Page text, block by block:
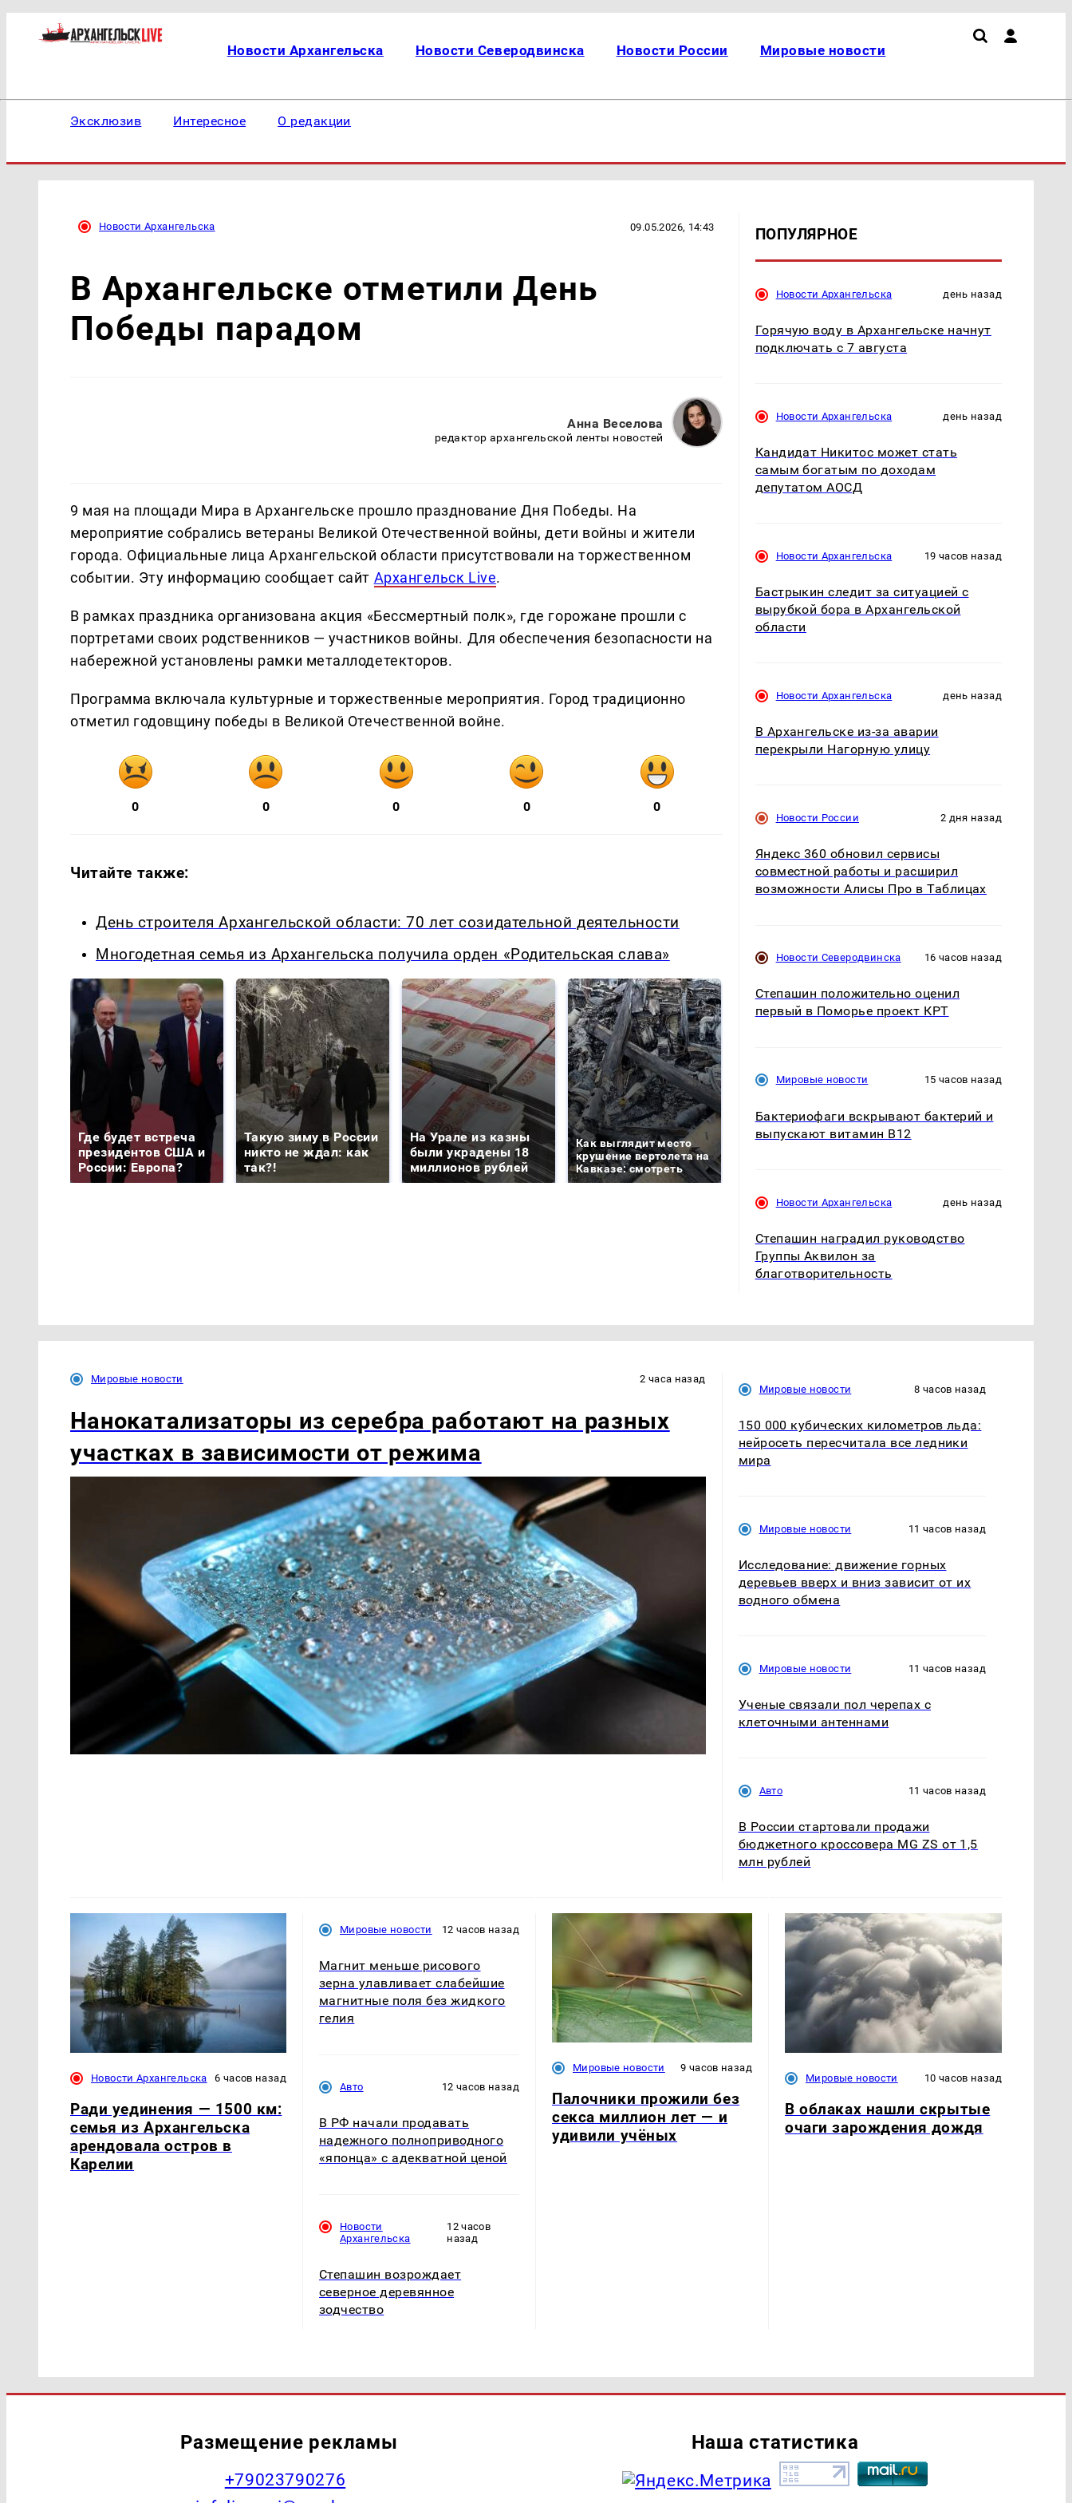
Новости Архангельска Новости Северодвинска Новости России Мировые новости
Эксклюзив Интересное О редакции
Новости Архангельска 09.05.2026, 14:43
В Архангельске отметили День
Победы парадом
Анна Веселова
редактор архангельской ленты новостей
9 мая на площади Мира в Архангельске прошло празднование Дня Победы. На
мероприятие собрались ветераны Великой Отечественной войны, дети войны и жители
города. Официальные лица Архангельской области присутствовали на торжественном
событии. Эту информацию сообщает сайт Архангельск Live.
В рамках праздника организована акция «Бессмертный полк», где горожане прошли с
портретами своих родственников — участников войны. Для обеспечения безопасности на
набережной установлены рамки металлодетекторов.
Программа включала культурные и торжественные мероприятия. Город традиционно
отметил годовщину победы в Великой Отечественной войне.
0 0 0 0 0
Читайте также:
День строителя Архангельской области: 70 лет созидательной деятельности
Многодетная семья из Архангельска получила орден «Родительская слава»
Где будет встреча
президентов США и
России: Европа?
Такую зиму в России
никто не ждал: как
так?!
На Урале из казны
были украдены 18
миллионов рублей
Как выглядит место
крушение вертолета на
Кавказе: смотреть
Не ешьте эту
В ОАЭ произошло
ПОПУЛЯРНОЕ
Новости Архангельска день назад
Горячую воду в Архангельске начнут
подключать с 7 августа
Новости Архангельска день назад
Кандидат Никитос может стать
самым богатым по доходам
депутатом АОСД
Новости Архангельска 19 часов назад
Бастрыкин следит за ситуацией с
вырубкой бора в Архангельской
области
Новости Архангельска день назад
В Архангельске из-за аварии
перекрыли Нагорную улицу
Новости России 2 дня назад
Яндекс 360 обновил сервисы
совместной работы и расширил
возможности Алисы Про в Таблицах
Новости Северодвинска 16 часов назад
Степашин положительно оценил
первый в Поморье проект КРТ
Мировые новости 15 часов назад
Бактериофаги вскрывают бактерий и
выпускают витамин B12
Новости Архангельска день назад
Степашин наградил руководство
Группы Аквилон за
благотворительность
Мировые новости 2 часа назад
Нанокатализаторы из серебра работают на разных
участках в зависимости от режима
Мировые новости 8 часов назад
150 000 кубических километров льда:
нейросеть пересчитала все ледники
мира
Мировые новости 11 часов назад
Исследование: движение горных
деревьев вверх и вниз зависит от их
водного обмена
Мировые новости 11 часов назад
Ученые связали пол черепах с
клеточными антеннами
Авто 11 часов назад
В России стартовали продажи
бюджетного кроссовера MG ZS от 1,5
млн рублей
Новости Архангельска 6 часов назад
Ради уединения — 1500 км:
семья из Архангельска
арендовала остров в
Карелии
Мировые новости 12 часов назад
Магнит меньше рисового
зерна улавливает слабейшие
магнитные поля без жидкого
гелия
Авто 12 часов назад
В РФ начали продавать
надежного полноприводного
«японца» с адекватной ценой
Новости
Архангельска
12 часов
назад
Степашин возрождает
северное деревянное
зодчество
Мировые новости 9 часов назад
Палочники прожили без
секса миллион лет — и
удивили учёных
Мировые новости 10 часов назад
В облаках нашли скрытые
очаги зарождения дождя
Размещение рекламы
+79023790276
Наша статистика